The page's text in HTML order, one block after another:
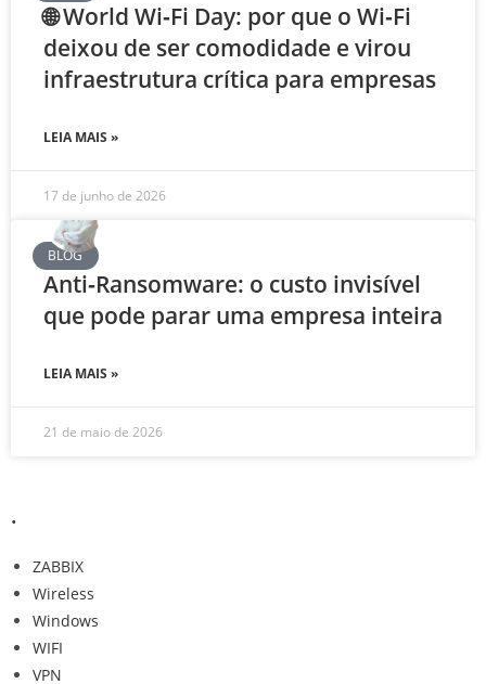
🌐 World Wi‑Fi Day: por que o Wi‑Fi
deixou de ser comodidade e virou
infraestrutura crítica para empresas
LEIA MAIS »
17 de junho de 2026
BLOG
Anti‑Ransomware: o custo invisível
que pode parar uma empresa inteira
LEIA MAIS »
21 de maio de 2026
.
ZABBIX
Wireless
Windows
WIFI
VPN